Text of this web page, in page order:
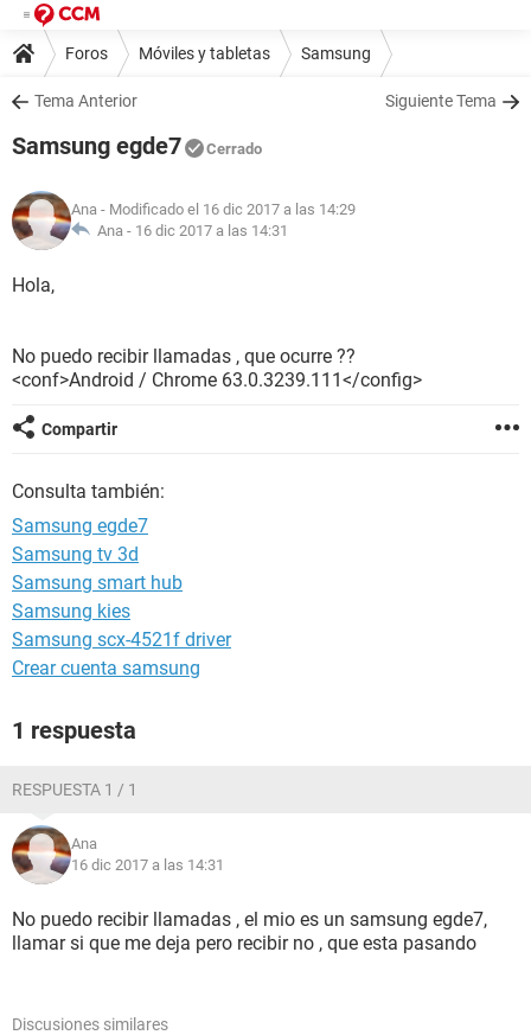
Foros Móviles y tabletas Samsung
Tema Anterior Siguiente Tema
Samsung egde7 Cerrado
Ana - Modificado el 16 dic 2017 a las 14:29
Ana - 16 dic 2017 a las 14:31
Hola,
No puedo recibir llamadas , que ocurre ??
<conf>Android / Chrome 63.0.3239.111</config>
Compartir
Consulta también:
Samsung egde7
Samsung tv 3d
Samsung smart hub
Samsung kies
Samsung scx-4521f driver
Crear cuenta samsung
1 respuesta
RESPUESTA 1 / 1
Ana
16 dic 2017 a las 14:31
No puedo recibir llamadas , el mio es un samsung egde7,
llamar si que me deja pero recibir no , que esta pasando
Discusiones similares